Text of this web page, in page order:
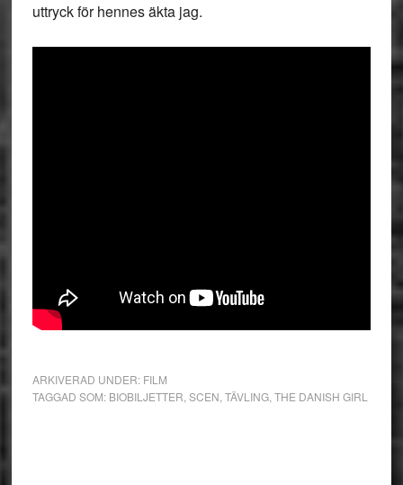
uttryck för hennes äkta jag.
ARKIVERAD UNDER: FILM
TAGGAD SOM: BIOBILJETTER SCEN TÄVLING, THE DANISH GIRL